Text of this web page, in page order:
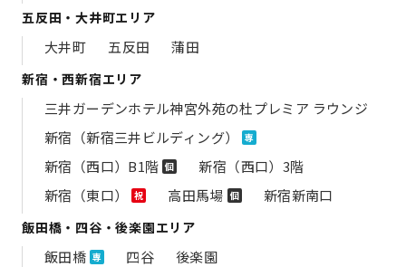
五反田・大井町エリア
大井町 五反田 蒲田
新宿・西新宿エリア
三井ガーデンホテル神宮外苑の​杜プレミア ラウンジ
新宿（新宿三井ビルディング）
専
新宿（西口）B1階 個
新宿（西口）3階
新宿（東口）
祝 高田馬場 個 新宿新南口
飯田橋・四谷・後楽園エリア
飯田橋 専 四谷 後楽園